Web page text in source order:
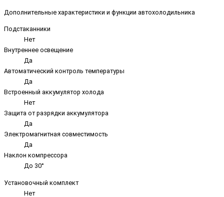
Дополнительные характеристики и функции автохолодильника
Подстаканники
Нет
Внутреннее освещение
Да
Автоматический контроль температуры
Да
Встроенный аккумулятор холода
Нет
Защита от разрядки аккумулятора
Да
Электромагнитная совместимость
Да
Наклон компрессора
До 30°
Установочный комплект
Нет